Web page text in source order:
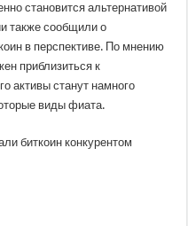
становится альтернативой
также сообщили о
в перспективе. По мнению
приблизиться к
активы станут намного
виды фиата.
биткоин конкурентом